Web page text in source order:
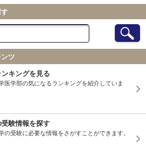
ツ
ンキングを見る
医学部の気になるランキングを紹介していま
受験情報を探す
の受験に必要な情報をさがすことができます。